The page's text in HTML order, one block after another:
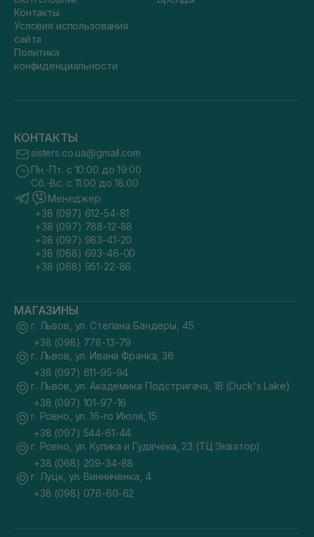
Контакты
Условия использования
сайта
Политика
конфиденциальности
КОНТАКТЫ
sisters.co.ua@gmail.com
Пн.-Пт. с 10:00 до 19:00
Сб.-Вс. с 11:00 до 18:00
Менеджер
+38 (097) 612-54-81
+38 (097) 788-12-88
+38 (097) 983-41-20
+38 (068) 693-46-00
+38 (068) 951-22-86
МАГАЗИНЫ
г. Львов, ул. Степана Бандеры, 45
+38 (098) 778-13-79
г. Львов, ул. Ивана Франка, 36
+38 (097) 611-95-94
г. Львов, ул. Академика Подстригача, 1В (Duck's Lake)
+38 (097) 101-97-16
г. Ровно, ул. 16-го Июля, 15
+38 (097) 544-61-44
г. Ровно, ул. Кулика и Гудачека, 23 (ТЦ Экватор)
+38 (068) 209-34-88
г. Луцк, ул. Винниченка, 4
+38 (098) 076-60-62